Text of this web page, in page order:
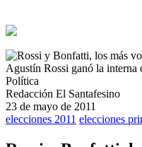
Agustín Rossi ganó la interna
Política
Redacción El Santafesino
23 de mayo de 2011
elecciones 2011 elecciones